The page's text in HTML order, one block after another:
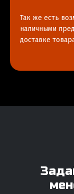
Так же есть
наличными
доставке